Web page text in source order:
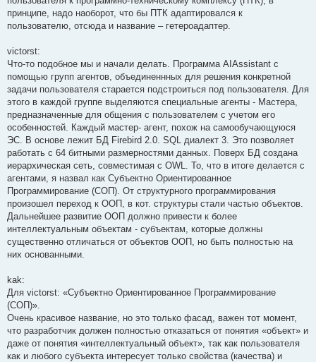
принципе, надо наоборот, что бы ПТК адаптировался к
пользователю, отсюда и название – гетероадаптер.
victorst:
Что-то подобное мы и начали делать. Программа AIAssistant с
помощью групп агентов, объединеннных для решения конкретной
задачи пользователя старается подстроиться под пользователя. Для
этого в каждой группе выделяются специальные агенты - Мастера,
предназначенные для общения с пользователем с учетом его
особенностей. Каждый мастер- агент, похож на самообучающуюся
ЭС. В основе лежит БД Firebird 2.0. SQL диалект 3. Это позволяет
работать с 64 битными размерностями данных. Поверх БД создана
иерархическая сеть, совместимая с OWL. То, что в итоге делается с
агентами, я назвал как Субъектно Ориентированное
Программирование (СОП). От структурного программирования
произошел переход к ООП, в кот. структуры стали частью объектов.
Дальнейшее развитие ООП должно привести к более
интеллектуальным объектам - субъектам, которые должны
существенно отличаться от объектов ООП, но быть полностью на
них основанными.
kak:
Для victorst: «Субъектно Ориентированное Программирование
(СОП)».
Очень красивое название, но это только фасад, важен тот момент,
что разработчик должен полностью отказаться от понятия «объект» и
даже от понятия «интеллектуальный объект», так как пользователя
как и любого субъекта интересует только свойства (качества) и